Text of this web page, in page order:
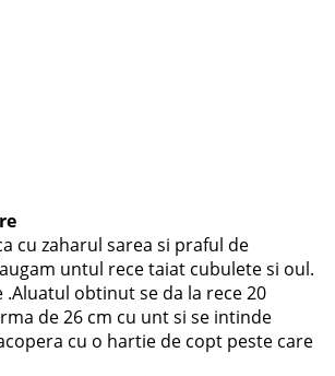
cu zaharul sarea si praful de
untul rece taiat cubulete si oul.
.Aluatul obtinut se da la rece 20
de 26 cm cu unt si se intinde
cu o hartie de copt peste care